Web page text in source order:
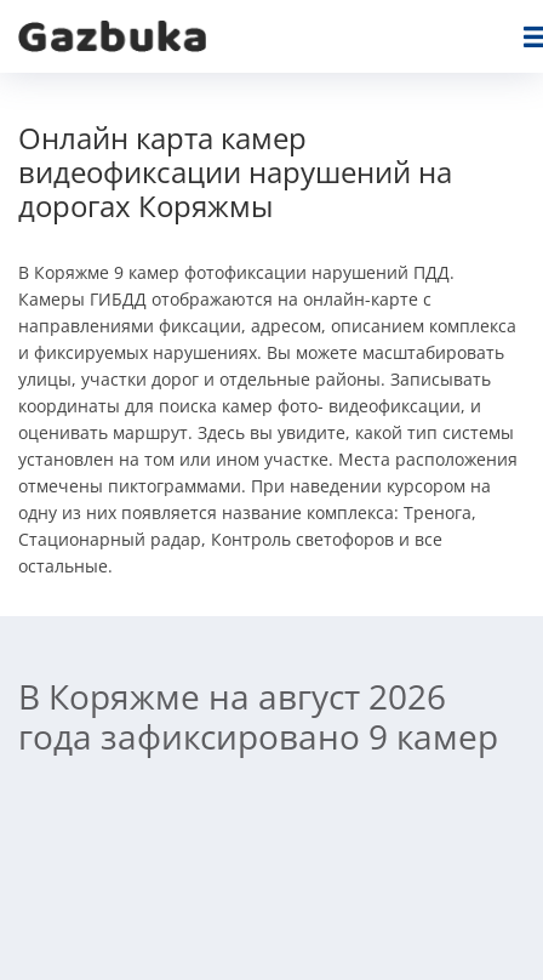
Онлайн карта камер
видеофиксации нарушений на
дорогах Коряжмы
В Коряжме 9 камер фотофиксации нарушений ПДД.
Камеры ГИБДД отображаются на онлайн-карте c
направлениями фиксации, адресом, описанием комплекса
и фиксируемых нарушениях. Вы можете масштабировать
улицы, участки дорог и отдельные районы. Записывать
координаты для поиска камер фото- видеофиксации, и
оценивать маршрут. Здесь вы увидите, какой тип системы
установлен на том или ином участке. Места расположения
отмечены пиктограммами. При наведении курсором на
одну из них появляется название комплекса: Тренога,
Стационарный радар, Контроль светофоров и все
остальные.
В Коряжме на август 2026
года зафиксировано 9 камер